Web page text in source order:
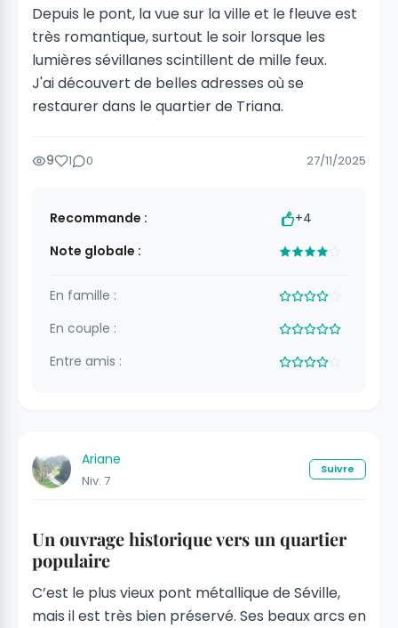
Depuis le pont, la vue sur la ville et le fleuve est
très romantique, surtout le soir lorsque les
lumières sévillanes scintillent de mille feux.
J'ai découvert de belles adresses où se
restaurer dans le quartier de Triana.
9 1 0 27/11/2025
Recommande :
+4
Note globale :
En famille :
En couple :
Entre amis :
Ariane
Niv. 7
Suivre
Un ouvrage historique vers un quartier
populaire
C’est le plus vieux pont métallique de Séville,
mais il est très bien préservé. Ses beaux arcs en